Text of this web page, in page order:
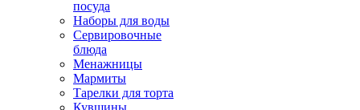
посуда
Наборы для воды
Сервировочные
блюда
Менажницы
Мармиты
Тарелки для торта
Кувшины